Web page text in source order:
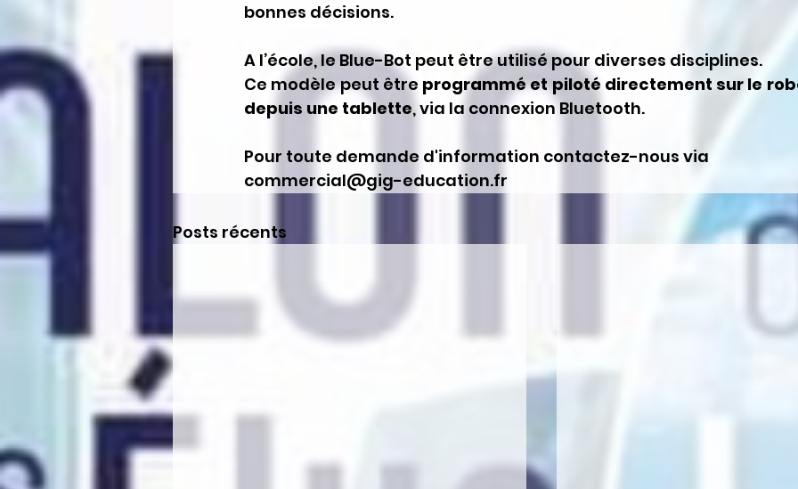
bonnes décisions.
A l’école, le Blue-Bot peut être utilisé pour diverses disciplines.
Ce modèle peut être programmé et piloté directement sur le
depuis une tablette, via la connexion Bluetooth.
Pour toute demande d'information contactez-nous via
commercial@gig-education.fr
Posts récents